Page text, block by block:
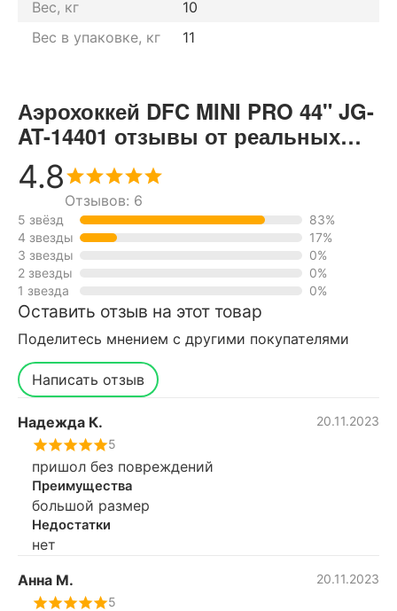
Вес, кг
10
Вес в упаковке, кг
11
Аэрохоккей DFC MINI PRO 44" JG-
AT-14401 отзывы от реальных
покупателей нашего интернет-
магазина
4.8
Отзывов: 6
5 звёзд
83%
4 звезды
17%
3 звезды
0%
2 звезды
0%
1 звезда
0%
Оставить отзыв на этот товар
Поделитесь мнением с другими покупателями
Написать отзыв
Надежда К.
20.11.2023
5
пришол без повреждений
Преимущества
большой размер
Недостатки
нет
Анна М.
20.11.2023
5